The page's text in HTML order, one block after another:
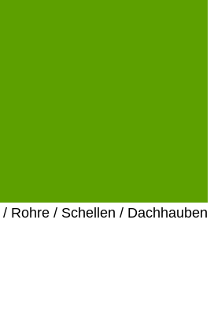
/ Rohre / Schellen / Dachhauben